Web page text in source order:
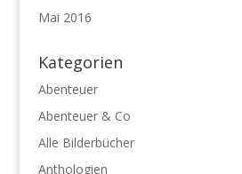
Mai 2016
Kategorien
Abenteuer
Abenteuer & Co
Alle Bilderbücher
Anthologien